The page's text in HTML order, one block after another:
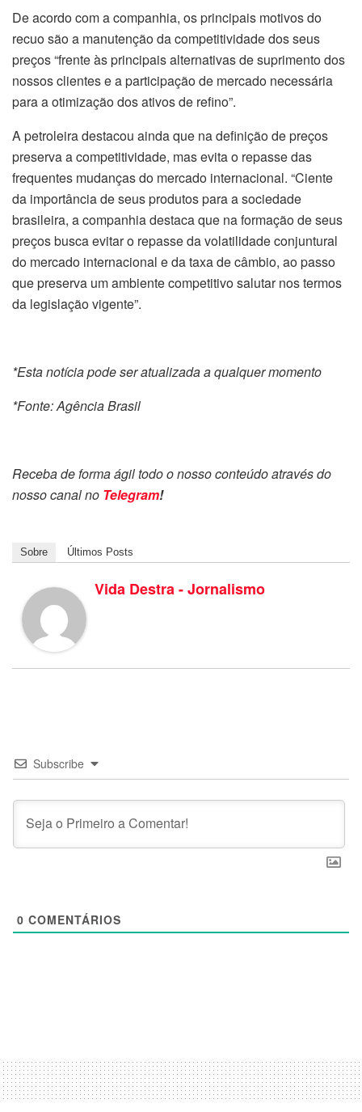
De acordo com a companhia, os principais motivos do
recuo são a manutenção da competitividade dos seus
preços “frente às principais alternativas de suprimento dos
nossos clientes e a participação de mercado necessária
para a otimização dos ativos de refino”.
A petroleira destacou ainda que na definição de preços
preserva a competitividade, mas evita o repasse das
frequentes mudanças do mercado internacional. “Ciente
da importância de seus produtos para a sociedade
brasileira, a companhia destaca que na formação de seus
preços busca evitar o repasse da volatilidade conjuntural
do mercado internacional e da taxa de câmbio, ao passo
que preserva um ambiente competitivo salutar nos termos
da legislação vigente”.
*Esta notícia pode ser atualizada a qualquer momento
*Fonte: Agência Brasil
Receba de forma ágil todo o nosso conteúdo através do
nosso canal no Telegram!
Sobre Últimos Posts
Vida Destra - Jornalismo
Subscribe
0 COMENTÁRIOS